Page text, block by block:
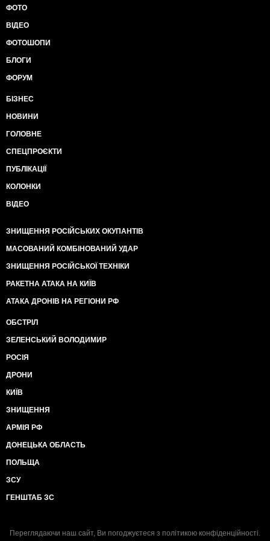
ФОТО
ВІДЕО
ФОТОШОПИ
БЛОГИ
ФОРУМ
БІЗНЕС
НОВИНИ
ГОЛОВНЕ
СПЕЦПРОЄКТИ
ПУБЛІКАЦІЇ
КОЛОНКИ
ВІДЕО
ЗНИЩЕННЯ РОСІЙСЬКИХ ОКУПАНТІВ
МАСОВАНИЙ КОМБІНОВАНИЙ УДАР
ЗНИЩЕННЯ РОСІЙСЬКОЇ ТЕХНІКИ
РАКЕТНА АТАКА НА КИЇВ
АТАКА ДРОНІВ НА РЕГІОНИ РФ
ОБСТРІЛ
ЗЕЛЕНСЬКИЙ ВОЛОДИМИР
РОСІЯ
ДРОНИ
КИЇВ
ЗНИЩЕННЯ
АРМІЯ РФ
ДОНЕЦЬКА ОБЛАСТЬ
ПОЛЬЩА
ЗСУ
ГЕНШТАБ ЗС
Переглядаючи наш сайт, Ви погоджуєтеся з політикою конфіденційності.